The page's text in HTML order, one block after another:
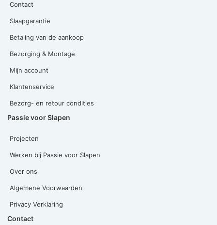
Contact
Slaapgarantie
Betaling van de aankoop
Bezorging & Montage
Mijn account
Klantenservice
Bezorg- en retour condities
Passie voor Slapen
Projecten
Werken bij Passie voor Slapen
Over ons
Algemene Voorwaarden
Privacy Verklaring
Contact